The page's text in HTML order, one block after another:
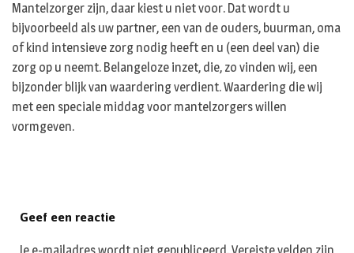
Mantelzorger zijn, daar kiest u niet voor. Dat wordt u
bijvoorbeeld als uw partner, een van de ouders, buurman, oma
of kind intensieve zorg nodig heeft en u (een deel van) die
zorg op u neemt. Belangeloze inzet, die, zo vinden wij, een
bijzonder blijk van waardering verdient. Waardering die wij
met een speciale middag voor mantelzorgers willen
vormgeven.
Geef een reactie